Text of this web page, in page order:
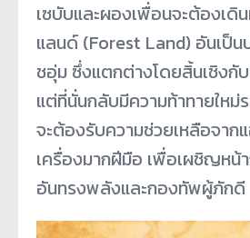
เซบับและผองเพื่อนจะต้องเดิ
แลนด์ (Forest Land) อันเป็น
ชอุ่ม ซึ่งแตกต่างโดยสิ้นเชิงกั
แต่ที่นั่นกลับมีความท้าทายใหม่
จะต้องรับความช่วยเหลือจาก
เครื่องมากฝีมือ เพื่อเผชิญหน้
อันทรงพลังและกองทัพผู้ภักดี